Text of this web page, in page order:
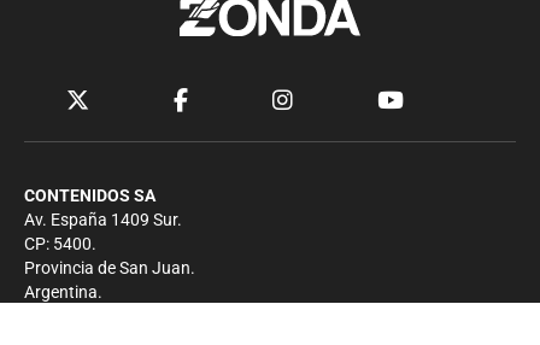
CONTENIDOS SA
Av. España 1409 Sur.
CP: 5400.
Provincia de San Juan.
Argentina.